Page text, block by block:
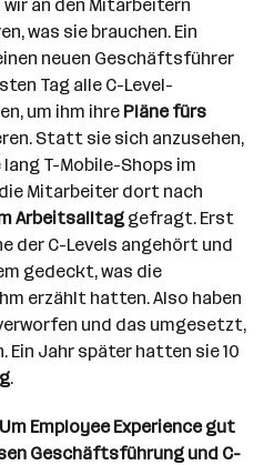
an den Mitarbeitern
was sie brauchen. Ein
neuen Geschäftsführer
Tag alle C-Level-
um ihm ihre Pläne fürs
Statt sie sich anzusehen,
T-Mobile-Shops im
Mitarbeiter dort nach
Arbeitsalltag gefragt. Erst
der C-Levels angehört und
gedeckt, was die
erzählt hatten. Also haben
und das umgesetzt,
Jahr später hatten sie 10
.
Employee Experience gut
Geschäftsführung und C-